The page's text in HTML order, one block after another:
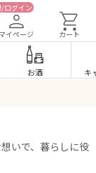
/ログイン
マイページ カート
お酒 キ
いで、暮らしに役